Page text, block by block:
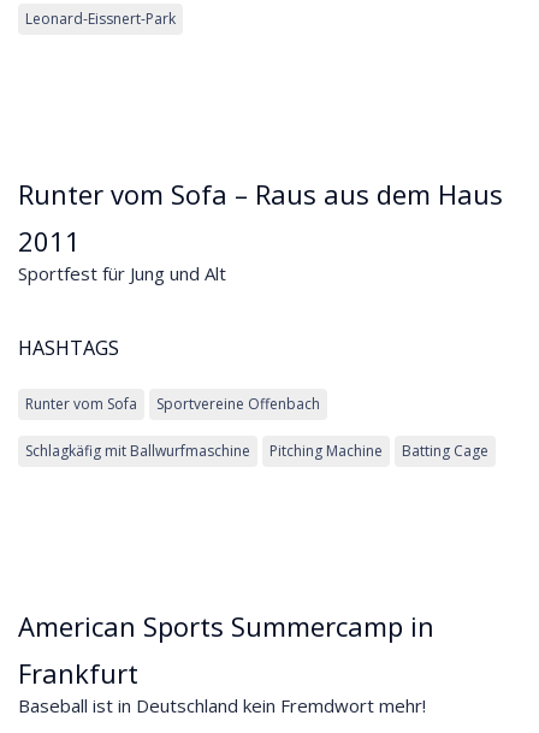
Leonard-Eissnert-Park
Runter vom Sofa – Raus aus dem Haus
2011
Sportfest für Jung und Alt
HASHTAGS
Runter vom Sofa Sportvereine Offenbach
Schlagkäfig mit Ballwurfmaschine Pitching Machine Batting Cage
American Sports Summercamp in
Frankfurt
Baseball ist in Deutschland kein Fremdwort mehr!